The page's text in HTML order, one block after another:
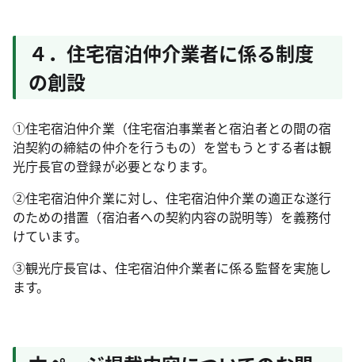
４．住宅宿泊仲介業者に係る制度
の創設
①住宅宿泊仲介業（住宅宿泊事業者と宿泊者との間の宿
泊契約の締結の仲介を行うもの）を営もうとする者は観
光庁長官の登録が必要となります。
②住宅宿泊仲介業に対し、住宅宿泊仲介業の適正な遂行
のための措置（宿泊者への契約内容の説明等）を義務付
けています。
③観光庁長官は、住宅宿泊仲介業者に係る監督を実施し
ます。